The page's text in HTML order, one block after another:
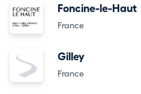
Foncine-le-Haut
France
Gilley
France